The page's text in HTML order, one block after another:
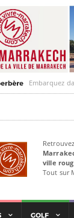
Embarquez dans
ville
Tout sur